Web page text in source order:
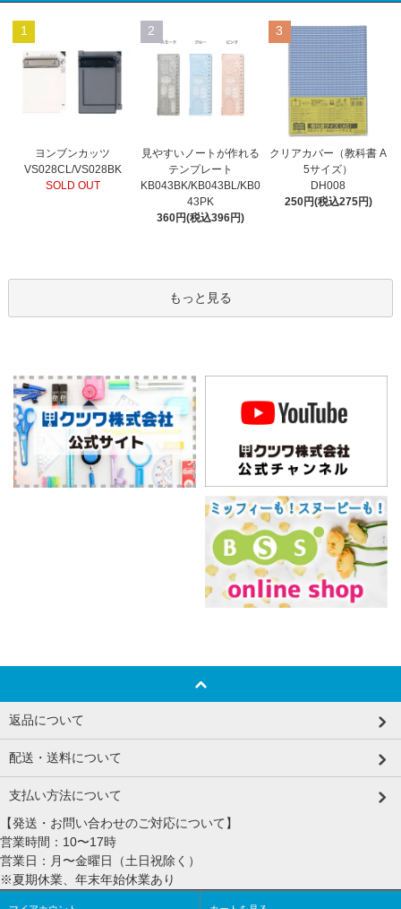
1
ヨンブンカッツ
VS028CL/VS028BK
SOLD OUT
2
見やすいノートが作れる
テンプレート
KB043BK/KB043BL/KB0
43PK
360円(税込396円)
3
クリアカバー（教科書 A
5サイズ）
DH008
250円(税込275円)
もっと見る
返品について
配送・送料について
支払い方法について
【発送・お問い合わせのご対応について】
営業時間：10〜17時
営業日：月〜金曜日（土日祝除く）
※夏期休業、年末年始休業あり